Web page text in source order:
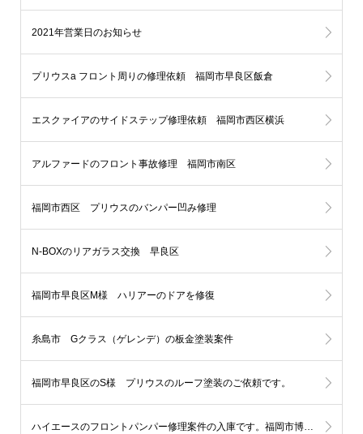
2021年営業日のお知らせ
プリウスa フロント周りの修理依頼 福岡市早良区飯倉
エスクァイアのサイドステップ修理依頼 福岡市西区横浜
アルファードのフロント事故修理 福岡市南区
福岡市西区 プリウスのバンパー凹み修理
N-BOXのリアガラス交換 早良区
福岡市早良区M様 ハリアーのドアを修復
糸島市 Gクラス（ゲレンデ）の板金塗装案件
福岡市早良区のS様 プリウスのルーフ塗装のご依頼です。
ハイエースのフロントパンパー修理案件の入庫です。福岡市博多区